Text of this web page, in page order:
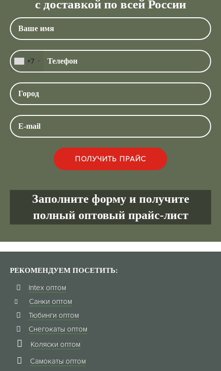
с доставкой по всей России
+7
Заполните форму и получите
полный оптовый прайс-лист
РЕКОМЕНДУЕМ ПОСЕТИТЬ:
Intex оптом
Санки оптом
Тюбинги оптом
Снегокаты оптом
Коляски оптом
Самокаты оптом